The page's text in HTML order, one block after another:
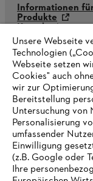
Informationen
Produkte
Kontakt
Karriere
Unsere Webseite
Technologien
Webseite setzen
Cookies" auch
wir zur
Bereitstellung
Untersuchung
Personalisierung
umfassender
Einwilligung
(z.B. Google oder
Ihre